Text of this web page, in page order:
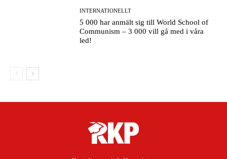
INTERNATIONELLT
5 000 har anmält sig till World School of
Communism – 3 000 vill gå med i våra
led!